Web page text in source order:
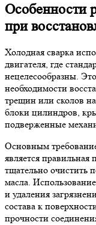
Особенности
при
Холодная сварка
двигателя, где
нецелесообразны.
необходимости
трещин или сколов
блоки цилиндров,
подверженные
Основным
является
тщательно очистить
масла.
и удаления
состава к
прочности